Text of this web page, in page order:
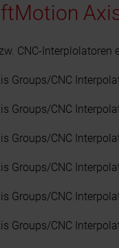
CNC-
Groups/CNC
Groups/CNC
Groups/CNC
Groups/CNC
Groups/CNC
Groups/CNC